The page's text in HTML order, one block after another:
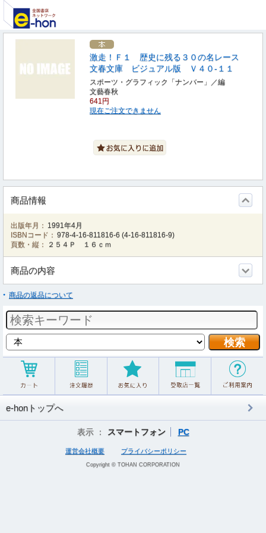
激走！Ｆ１ 歴史に残る３０の名レース
文春文庫 ビジュアル版 Ｖ４０‐１１
スポーツ・グラフィック「ナンバー」／編
文藝春秋
641円
現在ご注文できません
商品情報
出版年月： 1991年4月
ISBNコード： 978-4-16-811816-6 (4-16-811816-9)
頁数・縦：
２５４Ｐ １６ｃｍ
商品の内容
商品の返品について
e-honトップへ
表示 ： スマートフォン PC
運営会社概要 プライバシーポリシー
Copyright © TOHAN CORPORATION